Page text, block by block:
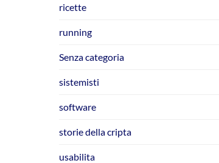
ricette
running
Senza categoria
sistemisti
software
storie della cripta
usabilita